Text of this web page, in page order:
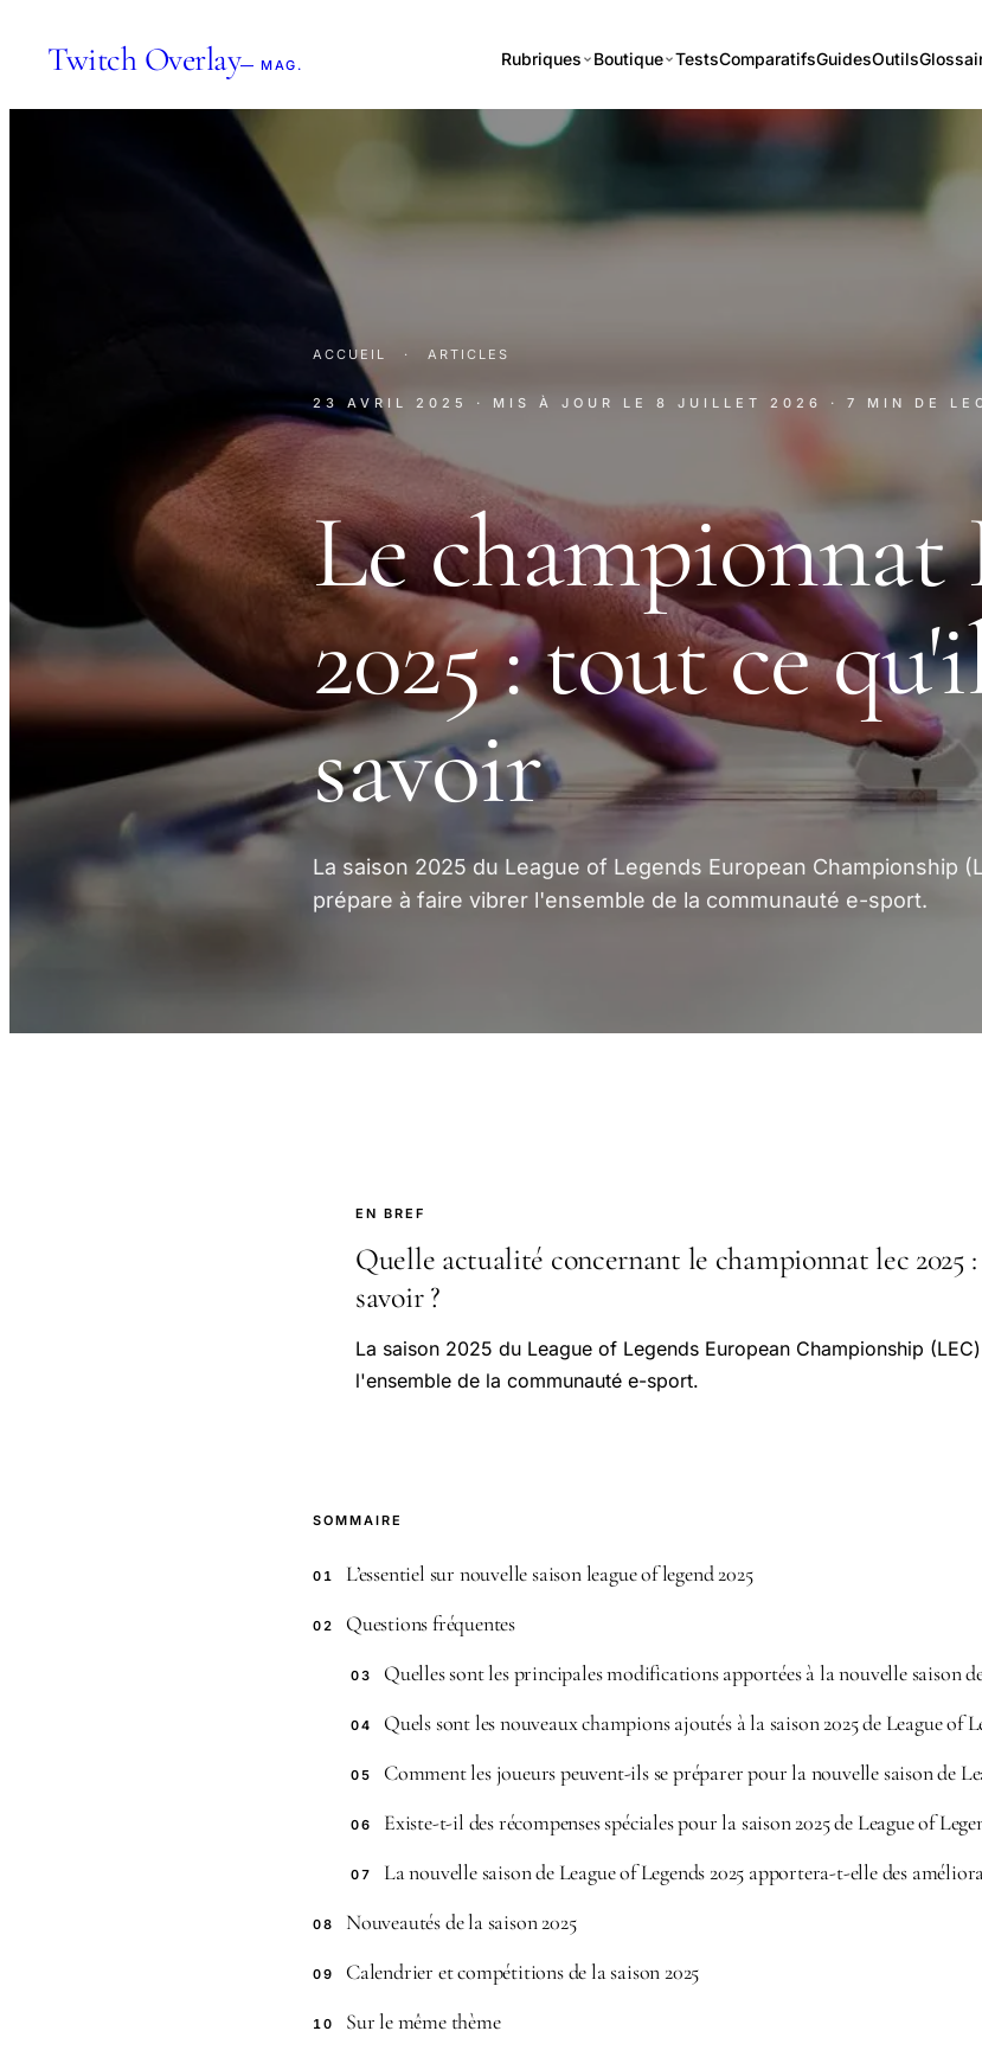
Twitch Overlay— MAG. Rubriques Boutique TestsComparatifsGuidesOutils
ACCUEIL · ARTICLES
23 AVRIL 2025 · MIS À JOUR LE 8 JUILLET 2026 · 7 MIN DE
Le championnat
2025 : tout ce
savoir
La saison 2025 du League of Legends European Championship
prépare à faire vibrer l'ensemble de la communauté e-sport.
EN BREF
Quelle actualité concernant le championnat lec 2025
savoir ?
La saison 2025 du League of Legends European Championship
l'ensemble de la communauté e-sport.
SOMMAIRE
01 L’essentiel sur nouvelle saison league of legend 2025
02 Questions fréquentes
03 Quelles sont les principales modifications apportées à la nouvelle saison de
04 Quels sont les nouveaux champions ajoutés à la saison 2025 de League of
05 Comment les joueurs peuvent-ils se préparer pour la nouvelle saison de
06 Existe-t-il des récompenses spéciales pour la saison 2025 de League of
07 La nouvelle saison de League of Legends 2025 apportera-t-elle des
08 Nouveautés de la saison 2025
09 Calendrier et compétitions de la saison 2025
10 Sur le même thème